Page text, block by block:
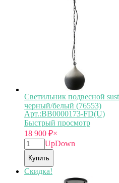
Светильник подвесной
черный/белый (76553)
Арт.:BB0000173-FD(U)
Быстрый просмотр
18 900 ₽×
UpDown
Купить
Скидка!